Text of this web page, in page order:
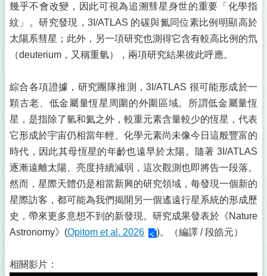
幾乎不會改變，因此可視為追溯彗星身世的重要「化學指
紋」。研究發現，3I/ATLAS 的碳與氮同位素比例明顯高於
太陽系彗星；此外，另一項研究也測得它含有較高比例的氘
（deuterium，又稱重氫），兩項研究結果彼此呼應。
綜合各項證據，研究團隊推測，3I/ATLAS 很可能形成於一
顆古老、低金屬量恆星周圍的外圍區域。所謂低金屬量恆
星，是指除了氫和氦之外，較重元素含量較少的恆星，代表
它形成於宇宙仍相當年輕、化學元素尚未像今日這般豐富的
時代，因此其母恆星的年齡也遠早於太陽。隨著 3I/ATLAS
逐漸遠離太陽、亮度持續減弱，這次觀測也即將告一段落。
然而，星際天體仍是相當新興的研究領域，每發現一個新的
星際訪客，都可能為我們揭開另一個遙遠行星系統的形成歷
史，帶來更多意想不到的新發現。研究成果發表於《Nature
Astronomy》(Opitom et al. 2026 )。（編譯 / 段皓元）
相關影片：